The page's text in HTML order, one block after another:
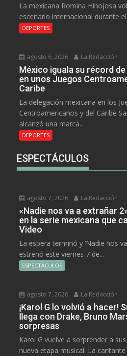
La mexicana Romina Hinojosa
escenario internacional durante
DEPORTES
agosto 6, 2026 La Redacción
México iguala su récord
en unos Juegos
Caribe
La delegación mexicana en los
Centroamericanos y del Caribe
alcanzó una marca...
DEPORTES
ESPECTÁCULOS
agosto 7, 2026 La Redacción
«Nadie nos va a extrañar
en la serie mexicana que
Video
La espera terminó y ‘Nadie nos
estrenó este viernes 7 de...
ESPECTÁCULOS
agosto 7, 2026 La Redacción
¡Karol G lo volvió a hacer!
llega con Drake, Bruno
sorpresas
Karol G vuelve a sorprender a
nueva etapa musical. La